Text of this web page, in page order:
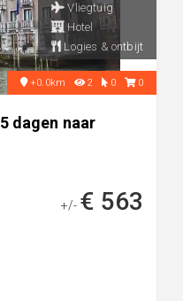
Vliegtuig
Hotel
Logies & ontbijt
+0.0km 2 0 0
dagen naar
+/- € 563